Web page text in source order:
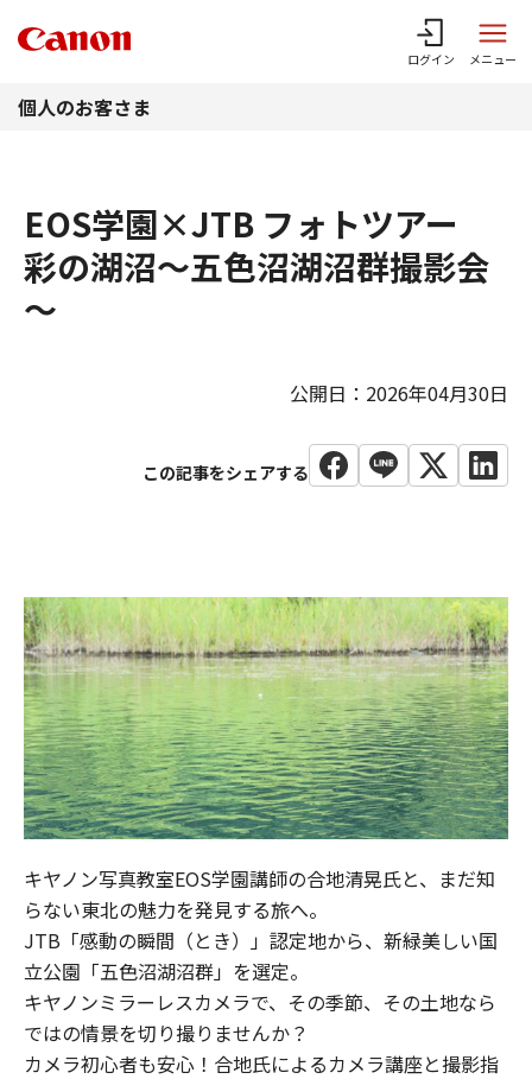
ログイン メニュー
個人のお客さま
EOS学園×JTB フォトツアー
彩の湖沼～五色沼湖沼群撮影会
～
公開日：2026年04月30日
キヤノン写真教室EOS学園講師の合地清晃氏と、まだ知
らない東北の魅力を発見する旅へ。
JTB「感動の瞬間（とき）」認定地から、新緑美しい国
立公園「五色沼湖沼群」を選定。
キヤノンミラーレスカメラで、その季節、その土地なら
ではの情景を切り撮りませんか？
カメラ初心者も安心！合地氏によるカメラ講座と撮影指